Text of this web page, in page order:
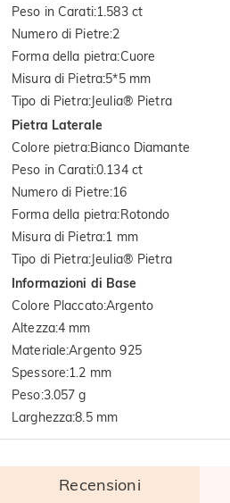
Peso in Carati:1.583 ct
Numero di Pietre:2
Forma della pietra:Cuore
Misura di Pietra:5*5 mm
Tipo di Pietra:Jeulia® Pietra
Pietra Laterale
Colore pietra:Bianco Diamante
Peso in Carati:0.134 ct
Numero di Pietre:16
Forma della pietra:Rotondo
Misura di Pietra:1 mm
Tipo di Pietra:Jeulia® Pietra
Informazioni di Base
Colore Placcato:Argento
Altezza:4 mm
Materiale:Argento 925
Spessore:1.2 mm
Peso:3.057 g
Larghezza:8.5 mm
Recensioni